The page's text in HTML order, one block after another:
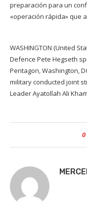
preparación para un
«operación rápida» que
WASHINGTON (United
Defence Pete Hegseth
Pentagon, Washington,
military conducted joint
Leader Ayatollah Ali
0